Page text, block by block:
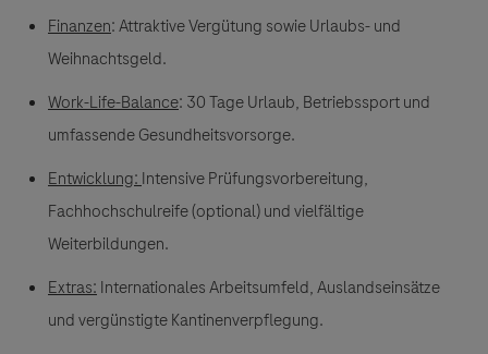
Finanzen:Attraktive Vergütung sowie Urlaubs- und
Weihnachtsgeld.
Work-Life-Balance: 30 Tage Urlaub, Betriebssport und
umfassende Gesundheitsvorsorge.
Entwicklung: Intensive Prüfungsvorbereitung,
Fachhochschulreife (optional) und vielfältige
Weiterbildungen.
Extras: Internationales Arbeitsumfeld, Auslandseinsätze
und vergünstigte Kantinenverpflegung.